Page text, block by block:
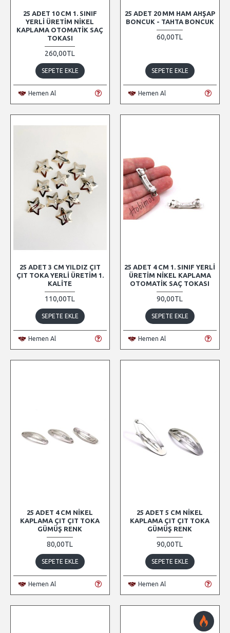
25 ADET 10 CM 1. SINIF
YERLI ÜRETIM NIKEL
KAPLAMA OTOMATIK SAÇ
TOKASI
260,00TL
SEPETE EKLE
Hemen Al
25 ADET 20 MM HAM AHŞAP
BONCUK - TAHTA BONCUK
60,00TL
SEPETE EKLE
Hemen Al
25 ADET 3 CM YILDIZ ÇIT
ÇIT TOKA YERLI ÜRETIM 1.
KALITE
110,00TL
SEPETE EKLE
Hemen Al
25 ADET 4 CM 1. SINIF YERLI
ÜRETIM NIKEL KAPLAMA
OTOMATIK SAÇ TOKASI
90,00TL
SEPETE EKLE
Hemen Al
25 ADET 4 CM NIKEL
KAPLAMA ÇIT ÇIT TOKA
GÜMÜŞ RENK
80,00TL
SEPETE EKLE
Hemen Al
25 ADET 5 CM NIKEL
KAPLAMA ÇIT ÇIT TOKA
GÜMÜŞ RENK
90,00TL
SEPETE EKLE
Hemen Al